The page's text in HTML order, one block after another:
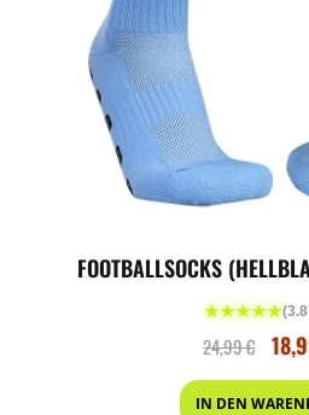
FOOTBALLSOCKS
★★★★★
24,99€
IN DEN